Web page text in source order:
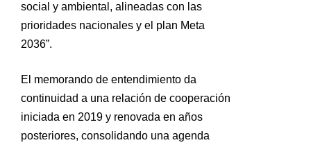
social y ambiental, alineadas con las
prioridades nacionales y el plan Meta
2036”.
El memorando de entendimiento da
continuidad a una relación de cooperación
iniciada en 2019 y renovada en años
posteriores, consolidando una agenda